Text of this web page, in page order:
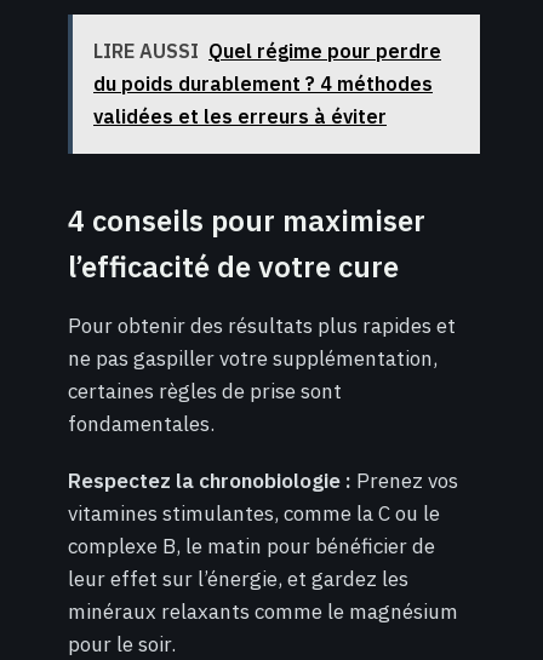
LIRE AUSSI Quel régime pour perdre
du poids durablement ? 4 méthodes
validées et les erreurs à éviter
4 conseils pour maximiser
l’efficacité de votre cure
Pour obtenir des résultats plus rapides et
ne pas gaspiller votre supplémentation,
certaines règles de prise sont
fondamentales.
Respectez la chronobiologie : Prenez vos
vitamines stimulantes, comme la C ou le
complexe B, le matin pour bénéficier de
leur effet sur l’énergie, et gardez les
minéraux relaxants comme le magnésium
pour le soir.